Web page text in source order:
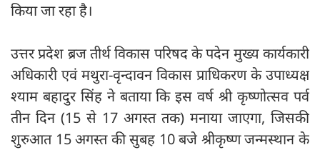
किया जा रहा है।
उत्तर प्रदेश ब्रज तीर्थ विकास परिषद के पदेन मुख्य कार्यकारी
अधिकारी एवं मथुरा-वृन्दावन विकास प्राधिकरण के उपाध्यक्ष
श्याम बहादुर सिंह ने बताया कि इस वर्ष श्री कृष्णोत्सव पर्व
तीन दिन (15 से 17 अगस्त तक) मनाया जाएगा, जिसकी
शुरुआत 15 अगस्त की सुबह 10 बजे श्रीकृष्ण जन्मस्थान के